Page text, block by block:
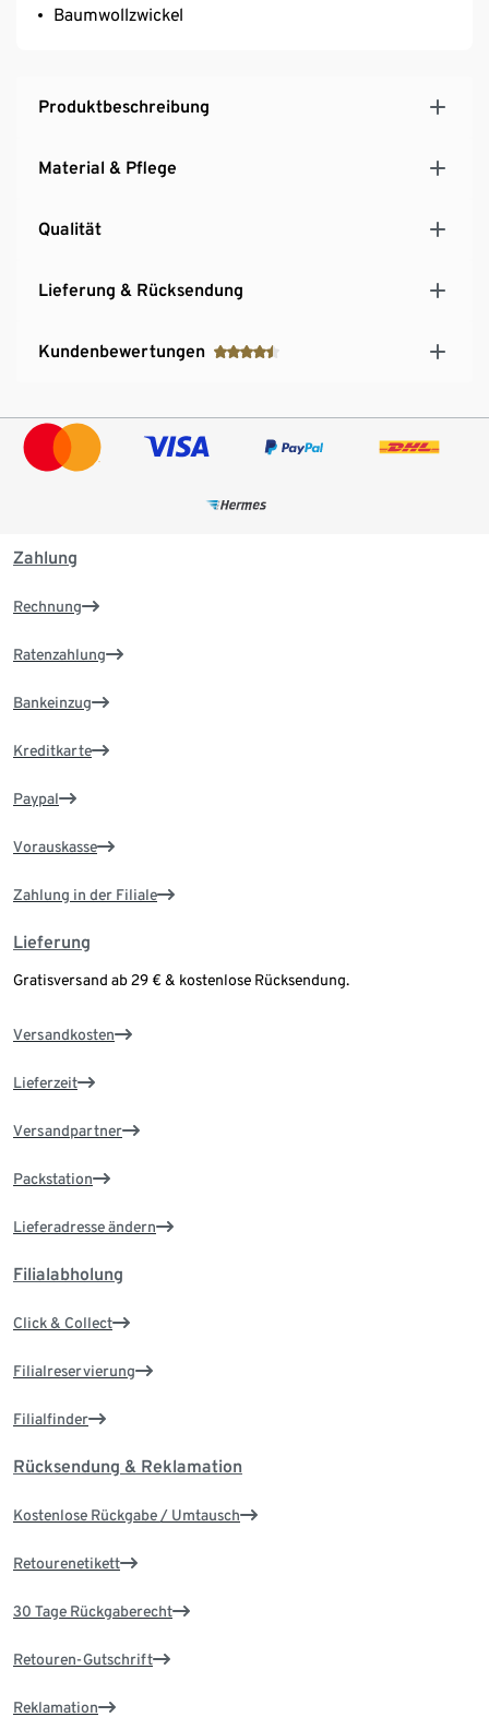
Baumwollzwickel
Produktbeschreibung
Material & Pflege
Qualität
Lieferung & Rücksendung
Kundenbewertungen
Zahlung
Rechnung
Ratenzahlung
Bankeinzug
Kreditkarte
Paypal
Vorauskasse
Zahlung in der Filiale
Lieferung
Gratisversand ab 29 € & kostenlose Rücksendung.
Versandkosten
Lieferzeit
Versandpartner
Packstation
Lieferadresse ändern
Filialabholung
Click & Collect
Filialreservierung
Filialfinder
Rücksendung & Reklamation
Kostenlose Rückgabe / Umtausch
Retourenetikett
30 Tage Rückgaberecht
Retouren-Gutschrift
Reklamation